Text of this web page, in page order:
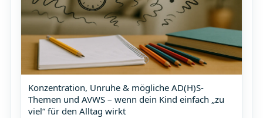
Konzentration, Unruhe & mögliche AD(H)S-
Themen und AVWS – wenn dein Kind einfach „zu
viel“ für den Alltag wirkt